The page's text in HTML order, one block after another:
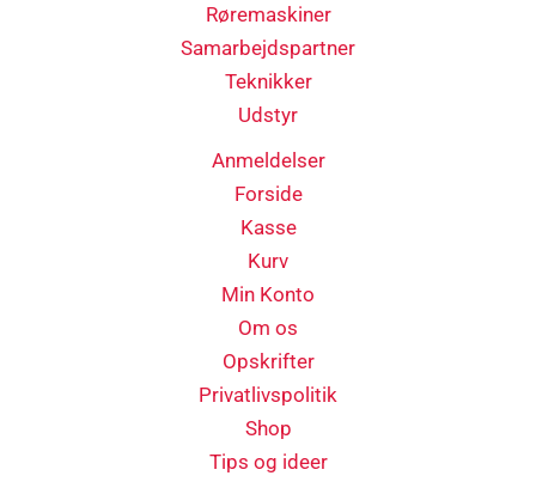
Røremaskiner
Samarbejdspartner
Teknikker
Udstyr
Anmeldelser
Forside
Kasse
Kurv
Min Konto
Om os
Opskrifter
Privatlivspolitik
Shop
Tips og ideer